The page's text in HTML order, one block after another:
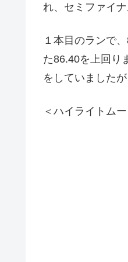
れ、セミファイ
１本目のランで
た86.40を上回り
をしていました
＜ハイライトム